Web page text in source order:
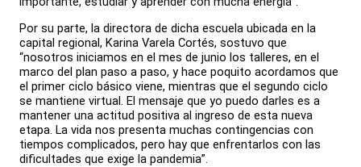
Por su parte, la directora de dicha escuela ubicada en la
capital regional, Karina Varela Cortés, sostuvo que
“nosotros iniciamos en el mes de junio los talleres, en el
marco del plan paso a paso, y hace poquito acordamos que
el primer ciclo básico viene, mientras que el segundo ciclo
se mantiene virtual. El mensaje que yo puedo darles es a
mantener una actitud positiva al ingreso de esta nueva
etapa. La vida nos presenta muchas contingencias con
tiempos complicados, pero hay que enfrentarlos con las
dificultades que exige la pandemia”.